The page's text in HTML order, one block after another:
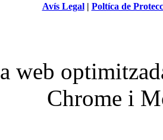
Avís Legal| Poltíca de
web
Chrome i